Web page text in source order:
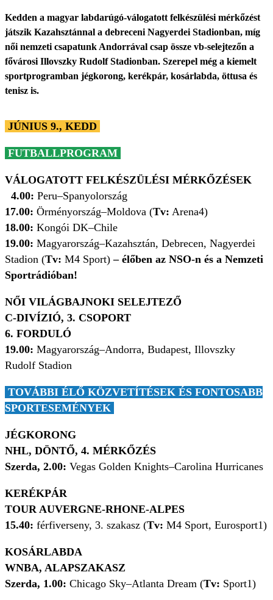
Kedden a magyar labdarúgó-válogatott felkészülési mérkőzést
játszik Kazahsztánnal a debreceni Nagyerdei Stadionban, míg
női nemzeti csapatunk Andorrával csap össze vb-selejtezőn a
fővárosi Illovszky Rudolf Stadionban. Szerepel még a kiemelt
sportprogramban jégkorong, kerékpár, kosárlabda, öttusa és
tenisz is.
JÚNIUS 9., KEDD
FUTBALLPROGRAM
VÁLOGATOTT FELKÉSZÜLÉSI MÉRKŐZÉSEK
4.00: Peru–Spanyolország
17.00: Örményország–Moldova (Tv: Arena4)
18.00: Kongói DK–Chile
19.00: Magyarország–Kazahsztán, Debrecen, Nagyerdei
Stadion (Tv: M4 Sport)– élőben az NSO-n és a Nemzeti
Sportrádióban!
NŐI VILÁGBAJNOKI SELEJTEZŐ
C-DIVÍZIÓ, 3. CSOPORT
6. FORDULÓ
19.00: Magyarország–Andorra, Budapest, Illovszky
Rudolf Stadion
TOVÁBBI ÉLŐ KÖZVETÍTÉSEK ÉS FONTOSABB
SPORTESEMÉNYEK
JÉGKORONG
NHL, DÖNTŐ, 4. MÉRKŐZÉS
Szerda, 2.00: Vegas Golden Knights–Carolina Hurricanes
KERÉKPÁR
TOUR AUVERGNE-RHONE-ALPES
15.40: férfiverseny, 3. szakasz (Tv: M4 Sport, Eurosport1)
KOSÁRLABDA
WNBA, ALAPSZAKASZ
Szerda, 1.00: Chicago Sky–Atlanta Dream (Tv: Sport1)